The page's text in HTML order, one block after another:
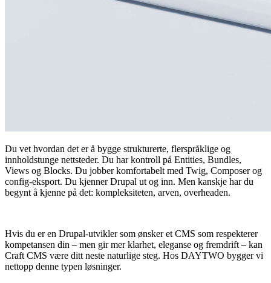
Du vet hvordan det er å bygge strukturerte, flerspråklige og
innholdstunge nettsteder. Du har kontroll på Entities, Bundles,
Views og Blocks. Du jobber komfortabelt med Twig, Composer og
config-eksport. Du kjenner Drupal ut og inn. Men kanskje har du
begynt å kjenne på det: kompleksiteten, arven, overheaden.
Hvis du er en Drupal-utvikler som ønsker et CMS som respekterer
kompetansen din – men gir mer klarhet, eleganse og fremdrift – kan
Craft CMS være ditt neste naturlige steg. Hos DAYTWO bygger vi
nettopp denne typen løsninger.